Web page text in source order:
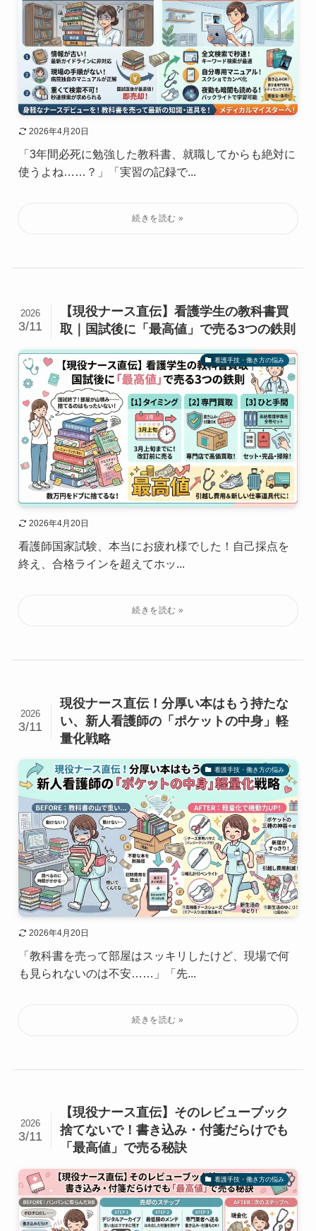
2026年4月20日
「3年間必死に勉強した教科書、就職してからも絶対に
使うよね……？」「実習の記録で...
【現役ナース直伝】看護学生の教科書買
取｜国試後に「最高値」で売る3つの鉄則
2026
3/11
看護手技・働き方の悩み
2026年4月20日
看護師国家試験、本当にお疲れ様でした！自己採点を
終え、合格ラインを超えてホッ...
現役ナース直伝！分厚い本はもう持たな
い、新人看護師の「ポケットの中身」軽
量化戦略
2026
3/11
看護手技・働き方の悩み
2026年4月20日
「教科書を売って部屋はスッキリしたけど、現場で何
も見られないのは不安……」「先...
【現役ナース直伝】そのレビューブック
捨てないで！書き込み・付箋だらけでも
「最高値」で売る秘訣
2026
3/11
看護手技・働き方の悩み